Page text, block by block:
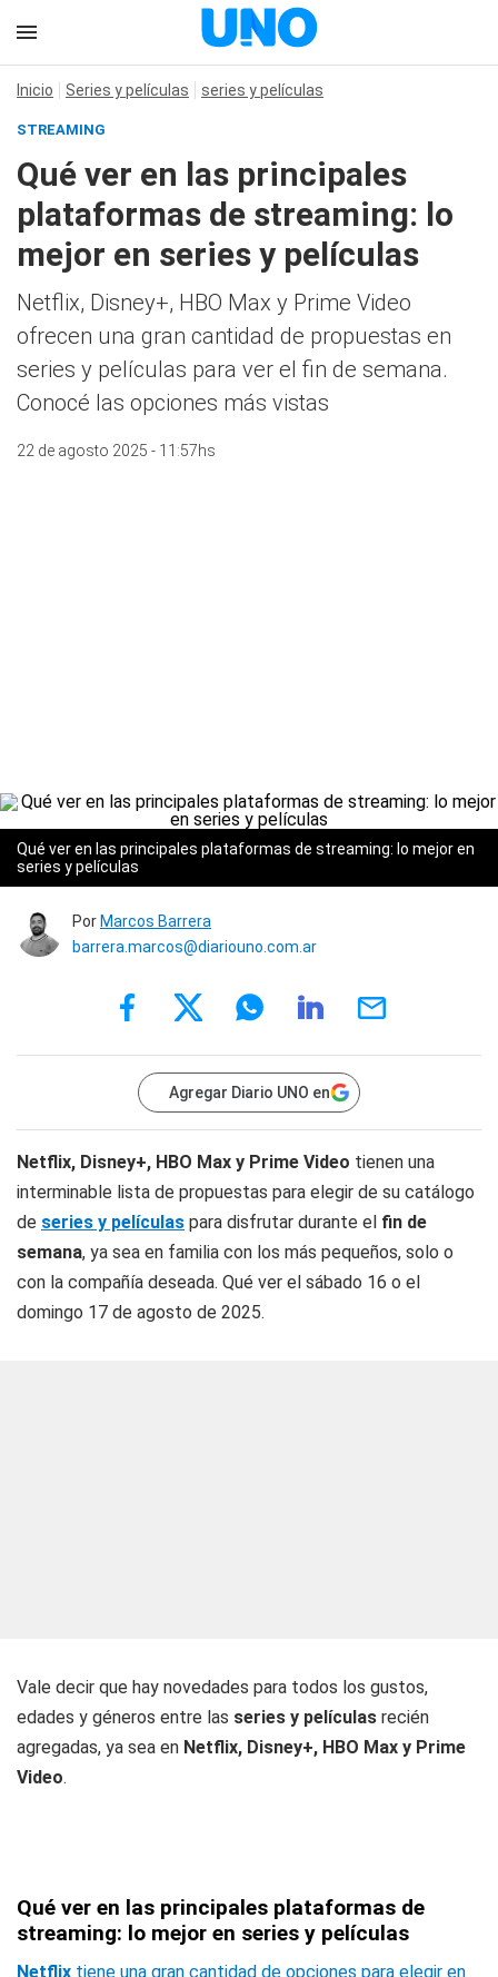
Inicio Series y películas series y películas
STREAMING
Qué ver en las principales
plataformas de streaming: lo
mejor en series y películas
Netflix, Disney+, HBO Max y Prime Video
ofrecen una gran cantidad de propuestas en
series y películas para ver el fin de semana.
Conocé las opciones más vistas
22 de agosto 2025 - 11:57hs
Qué ver en las principales plataformas de streaming: lo mejor en
series y películas
Por Marcos Barrera
barrera.marcos@diariouno.com.ar
Agregar Diario UNO en
Netflix, Disney+, HBO Max y Prime Video tienen una
interminable lista de propuestas para elegir de su catálogo
de series y películas para disfrutar durante el fin de
semana, ya sea en familia con los más pequeños, solo o
con la compañía deseada. Qué ver el sábado 16 o el
domingo 17 de agosto de 2025.
Vale decir que hay novedades para todos los gustos,
edades y géneros entre las series y películas recién
agregadas, ya sea en Netflix, Disney+, HBO Max y Prime
Video.
Qué ver en las principales plataformas de
streaming: lo mejor en series y películas
Netflix tiene una gran cantidad de opciones para elegir en